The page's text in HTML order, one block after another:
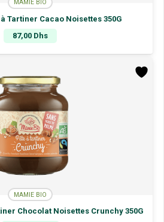
MAMIE BIO
Tartiner Cacao Noisettes 350G
87,00 Dhs
MAMIE BIO
Chocolat Noisettes Crunchy 350G